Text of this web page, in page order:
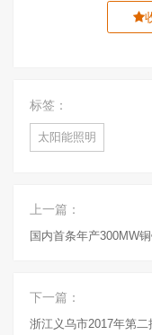
标签：
太阳能照明
上一篇：
国内首条年产300MW
下一篇：
浙江义乌市2017年第